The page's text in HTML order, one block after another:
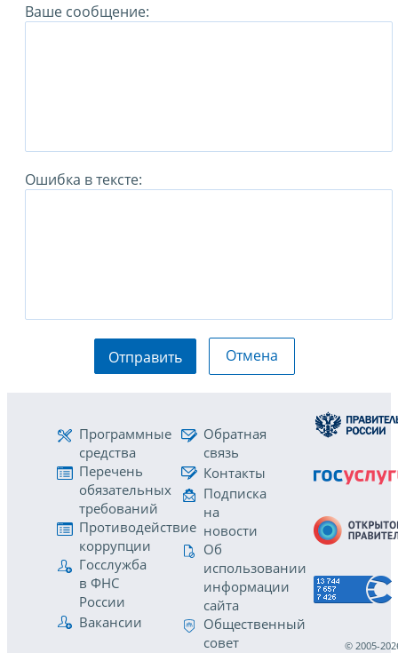
Ваше сообщение:
Ошибка в тексте:
Отправить Отмена
Программные
средства
Перечень
обязательных
требований
Противодействие
коррупции
Госслужба
в ФНС
России
Вакансии
Обратная
связь
Контакты
Подписка
на
новости
Об
использовании
информации
сайта
Общественный
совет
© 2005-